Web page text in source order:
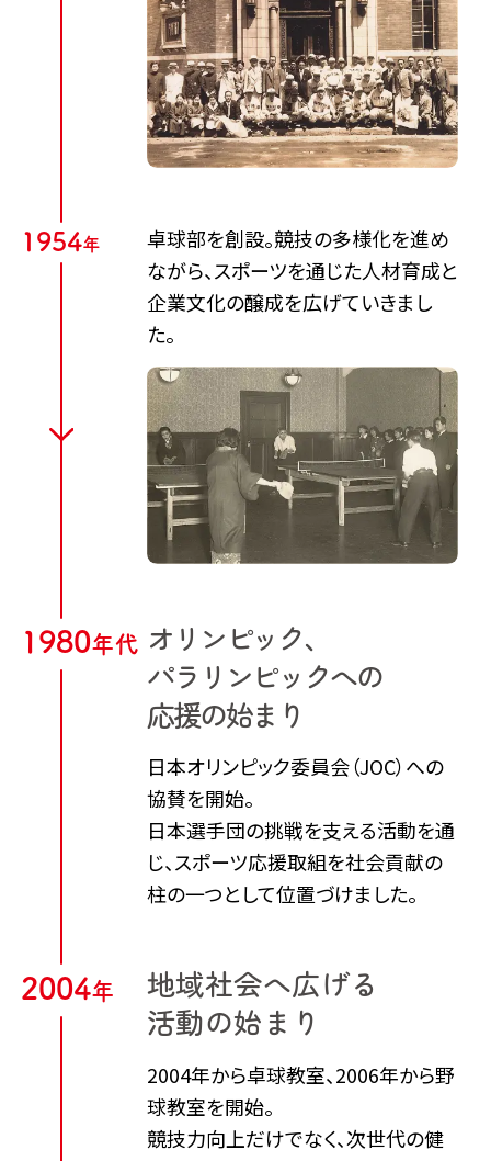
1 954年
卓球部を創設。競技の多様化を進め
ながら、スポーツを通じた人材育成と
企業文化の醸成を広げていきまし
た。
1 980年代 オリンピック、
パラリンピックへの
応援の始まり
日本オリンピック委員会（JOC）への
協賛を開始。
日本選手団​の挑戦を支える活動を通
じ、スポーツ応援取組​を社会貢献の
柱の一つとして位置づけました。
2004年
地域社会へ広げる
活動の始まり
2004年から卓球教室、2006年から野
球教室を開始。
競技力向上だけでなく、次世代の健